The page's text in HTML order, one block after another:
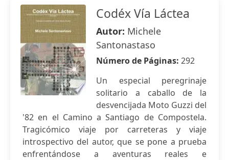
Codéx Vía Láctea
Autor: Michele
Santonastaso
Número de Páginas: 292
Un especial peregrinaje
solitario a caballo de la
desvencijada Moto Guzzi del
'82 en el Camino a Santiago de Compostela.
Tragicómico viaje por carreteras y viaje
introspectivo del autor, que se pone a prueba
enfrentándose a aventuras reales e